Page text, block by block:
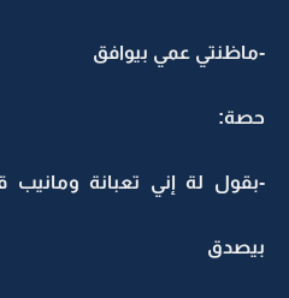
-ماظنتي عمي بيوافق
حصة:
-بقول لة إني تعبانة
بيصدق